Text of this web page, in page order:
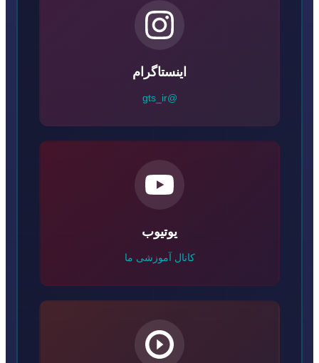
اینستاگرام
@gts_ir
یوتیوب
کانال آموزشی ما